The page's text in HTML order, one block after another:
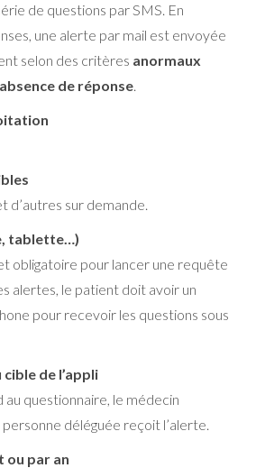
de questions par SMS. En
une alerte par mail est envoyée
selon des critères anormaux
de réponse.
d’autres sur demande.
tablette…)
obligatoire pour lancer une requête
alertes, le patient doit avoir un
pour recevoir les questions sous
de l’appli
questionnaire, le médecin
déléguée reçoit l’alerte.
ou par an